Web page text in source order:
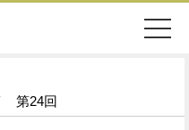
妊娠・出産
第24回